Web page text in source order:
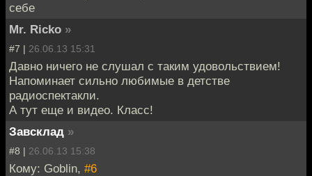
себе
Mr. Ricko »
#7 | 26.06.13 15:31
Давно ничего не слушал с таким удовольствием!
Напоминает сильно любимые в детстве
радиоспектакли.
А тут еще и видео. Класс!
Завсклад »
#8 | 26.06.13 15:38
Кому: Goblin, #6